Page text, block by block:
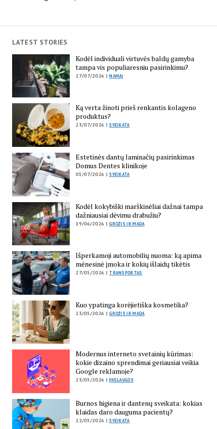
LATEST STORIES
Kodėl individuali virtuvės baldų gamyba
tampa vis populiaresniu pasirinkimu?
27/07/2026 |NAMAI
Ką verta žinoti prieš renkantis kolageno
produktus?
23/07/2026 |SVEIKATA
Estetinės dantų laminačių pasirinkimas
Domus Dentes klinikoje
05/07/2026 |SVEIKATA
Kodėl kokybiški marškinėliai dažnai tampa
dažniausiai dėvimu drabužiu?
19/06/2026 |GROŽIS IR MADA
Išperkamoji automobilių nuoma: ką apima
mėnesinė įmoka ir kokių išlaidų tikėtis
27/05/2026 | TRANSPORTAS
Kuo ypatinga korėjietiška kosmetika?
23/05/2026 |GROŽIS IR MADA
Modernus interneto svetainių kūrimas:
kokie dizaino sprendimai geriausiai veikia
Google reklamoje?
23/05/2026 |PASLAUGOS
Burnos higiena ir dantenų sveikata: kokias
klaidas daro dauguma pacientų?
22/05/2026 |SVEIKATA